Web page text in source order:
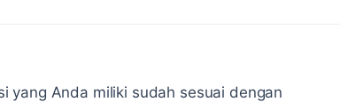
yang Anda miliki sudah sesuai dengan